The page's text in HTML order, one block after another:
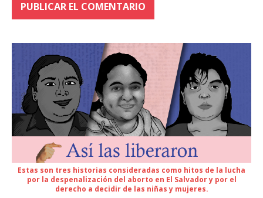
Estas son tres historias consideradas como hitos de la lucha
por la despenalización del aborto en El Salvador y por el